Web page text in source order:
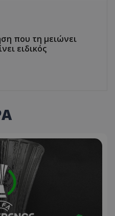
που τη μειώνει
ειδικός